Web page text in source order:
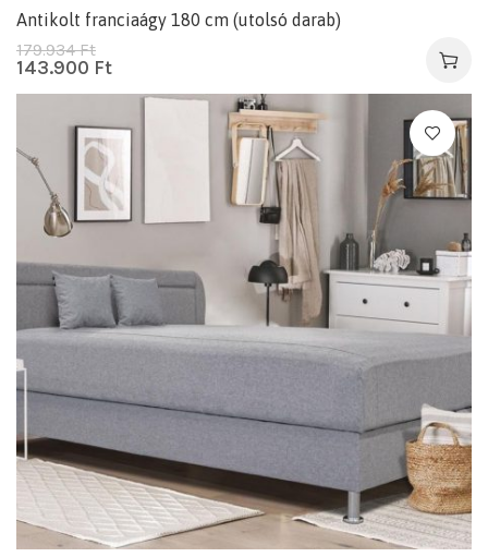
Antikolt franciaágy 180 cm (utolsó darab)
179.934Ft
143.900 Ft